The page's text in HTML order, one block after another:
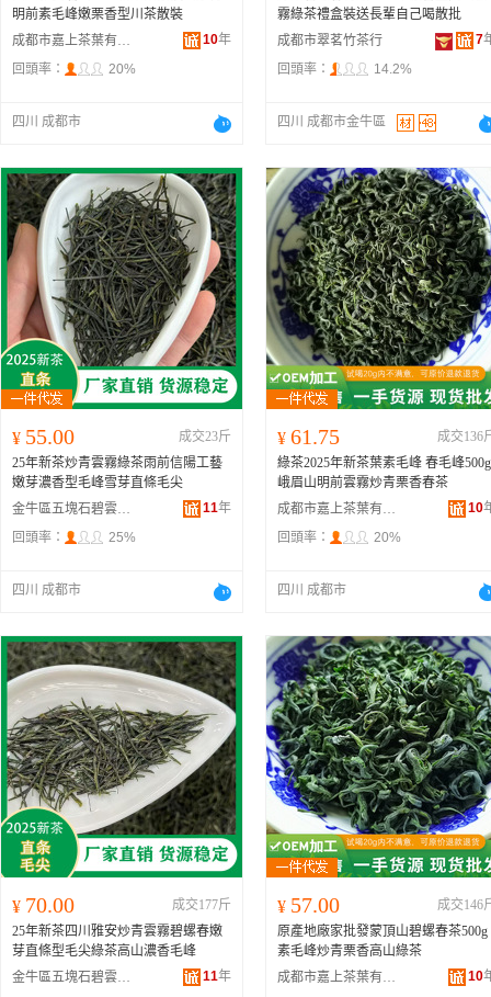
明前素毛峰嫩栗香型川茶散裝
成都市嘉上茶葉有限公司
10年
回頭率：
20%
四川 成都市
霧綠茶禮盒裝送長輩自己喝散批
成都市翠茗竹茶行
7
回頭率：
14.2%
四川 成都市金牛區
¥ 55.00
成交23斤
25年新茶炒青雲霧綠茶雨前信陽工藝
嫩芽濃香型毛峰雪芽直條毛尖
金牛區五塊石碧雲澗茶業商行
11年
回頭率：
25%
四川 成都市
¥ 61.75
成交136
綠茶2025年新茶葉素毛峰 春毛峰500g
峨眉山明前雲霧炒青栗香春茶
成都市嘉上茶葉有限公司
10
回頭率：
20%
四川 成都市
¥ 70.00
成交177斤
25年新茶四川雅安炒青雲霧碧螺春嫩
芽直條型毛尖綠茶高山濃香毛峰
金牛區五塊石碧雲澗茶業商行
11年
¥ 57.00
成交146
原產地廠家批發蒙頂山碧螺春茶500g
素毛峰炒青栗香高山綠茶
成都市嘉上茶葉有限公司
10